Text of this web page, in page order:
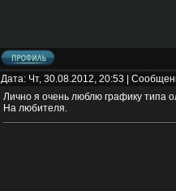
Дата: Чт, 30.08.2012, 20:53 |
Лично я очень люблю графику типа
На любителя.